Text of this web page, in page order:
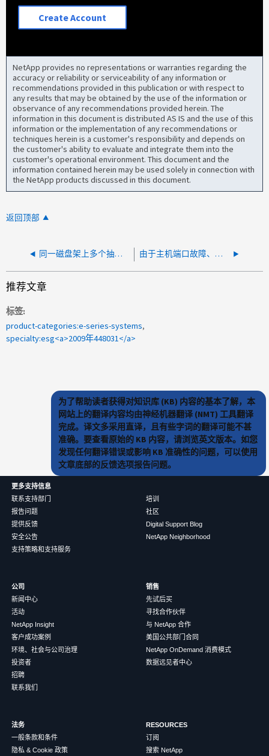
Create Account
NetApp provides no representations or warranties regarding the
accuracy or reliability or serviceability of any information or
recommendations provided in this publication or with respect to
any results that may be obtained by the use of the information or
observance of any recommendations provided herein. The
information in this document is distributed AS IS and the use of this
information or the implementation of any recommendations or
techniques herein is a customer's responsibility and depends on
the customer's ability to evaluate and integrate them into the
customer's operational environment. This document and the
information contained herein may be used solely in connection with
the NetApp products discussed in this document.
返回顶部
同一磁盘架上多个抽屉降级，且存在已绕过的驱动器 由于主机端口故障、不能使用ne_referred_path
推荐文章
标签
product-categories:e-series-systems
specialty:esg<a>2009年448031</a>
为了帮助读者获得对知识库 (KB) 内容的基本了解，本
网站上的翻译内容均由神经机器翻译 (NMT) 工具翻译
完成。译文多采用直译，且有些字词的翻译可能不甚
准确。要查看原始的 KB 内容，请浏览英文版本。如您
发现任何翻译错误或影响 KB 准确性的问题，可以使用
文章底部的反馈选项报告问题。
更多支持信息
联系支持部门
报告问题
提供反馈
安全公告
支持策略和支持服务
培训
社区
Digital Support Blog
NetApp Neighborhood
公司
新闻中心
活动
NetApp Insight
客户成功案例
环境、社会与公司治理
投资者
招聘
联系我们
销售
先试后买
寻找合作伙伴
与 NetApp 合作
美国公共部门合同
NetApp OnDemand 消费模式
数据远见者中心
法务
一般条款和条件
隐私 & Cookie 政策
RESOURCES
订阅
搜索 NetApp